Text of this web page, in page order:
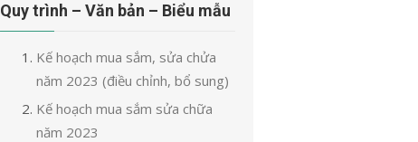
Quy trình – Văn bản – Biểu mẫu
Kế hoạch mua sắm, sửa chửa
năm 2023 (điều chỉnh, bổ sung)
Kế hoạch mua sắm sửa chữa
năm 2023